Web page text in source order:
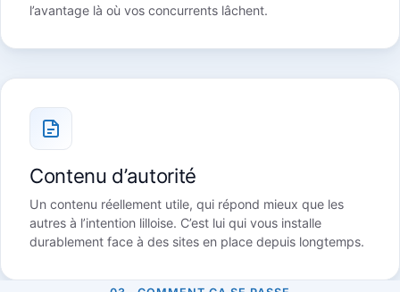
l’avantage là où vos concurrents lâchent.
Contenu d’autorité
Un contenu réellement utile, qui répond mieux que les
autres à l’intention lilloise. C’est lui qui vous installe
durablement face à des sites en place depuis longtemps.